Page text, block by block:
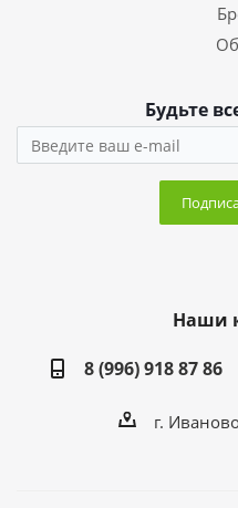
Будьте
Наши
8 (996) 918 87 86
г.